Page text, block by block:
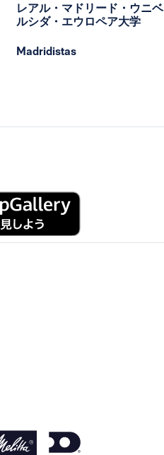
レアル・マドリード・ウニベ
ルシダ・エウロペア大学
Madridistas